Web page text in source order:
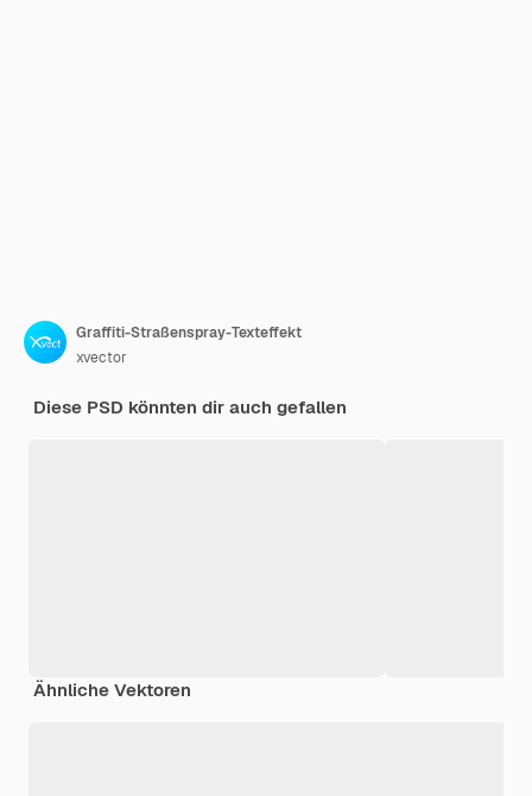
Graffiti-Straßenspray-Texteffekt
xvector
Diese PSD könnten dir auch gefallen
Ähnliche Vektoren